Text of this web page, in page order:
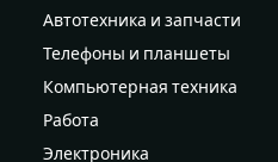
Автотехника и запчасти
Телефоны и планшеты
Компьютерная техника
Работа
Электроника